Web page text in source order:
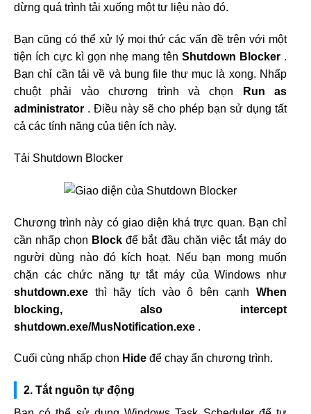
dừng quá trình tải xuống một tư liệu nào đó.
Bạn cũng có thể xử lý mọi thứ các vấn đề trên với một
tiện ích cực kì gọn nhẹ mang tên Shutdown Blocker .
Bạn chỉ cần tải về và bung file thư mục là xong. Nhấp
chuột phải vào chương trình và chọn
Run as
administrator . Điều này sẽ cho phép bạn sử dụng tất
cả các tính năng của tiện ích này.
Tải Shutdown Blocker
Chương trình này có giao diện khá trực quan. Bạn chỉ
cần nhấp chọn Blockđể bắt đầu chặn việc tắt máy do
người dùng nào đó kích hoạt. Nếu bạn mong muốn
chặn các chức năng tự tắt máy của Windows như
shutdown.exe thì hãy tích vào ô bên cạnh When
blocking, also intercept
shutdown.exe/MusNotification.exe .
Cuối cùng nhấp chọn Hide để chạy ẩn chương trình.
2. Tắt nguồn tự động